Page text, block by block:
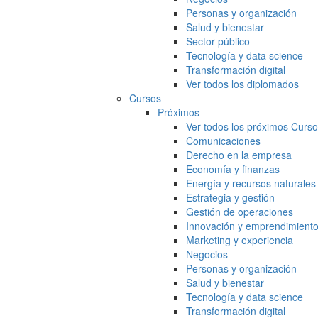
Personas y organización
Salud y bienestar
Sector público
Tecnología y data science
Transformación digital
Ver todos los diplomados
Cursos
Próximos
Ver todos los próximos
Comunicaciones
Derecho en la empresa
Economía y finanzas
Energía y recursos naturales
Estrategia y gestión
Gestión de operaciones
Innovación y emprendimiento
Marketing y experiencia
Negocios
Personas y organización
Salud y bienestar
Tecnología y data science
Transformación digital